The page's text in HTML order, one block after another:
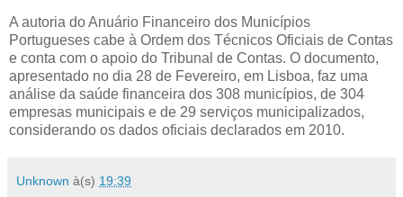
A autoria do Anuário Financeiro dos Municípios
Portugueses cabe à Ordem dos Técnicos Oficiais de Contas
e conta com o apoio do Tribunal de Contas. O documento,
apresentado no dia 28 de Fevereiro, em Lisboa, faz uma
análise da saúde financeira dos 308 municípios, de 304
empresas municipais e de 29 serviços municipalizados,
considerando os dados oficiais declarados em 2010.
Unknown à(s) 19:39